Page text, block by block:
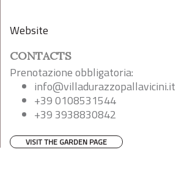
Website
CONTACTS
Prenotazione obbligatoria:
info@villadurazzopallavicini.it
+39 0108531544
+39 3938830842
VISIT THE GARDEN PAGE